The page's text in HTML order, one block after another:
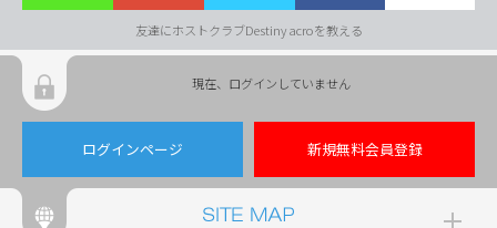
友達にホストクラブDestiny acroを教える
現在、ログインしていません
ログインページ 新規無料会員登録